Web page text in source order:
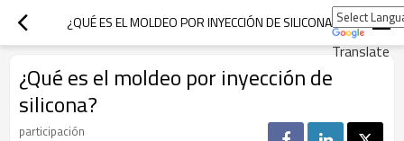
Translate
¿QUÉ ES EL MOLDEO POR INYECCIÓN DE SILICONA?
¿Qué es el moldeo por inyección de
silicona?
participación